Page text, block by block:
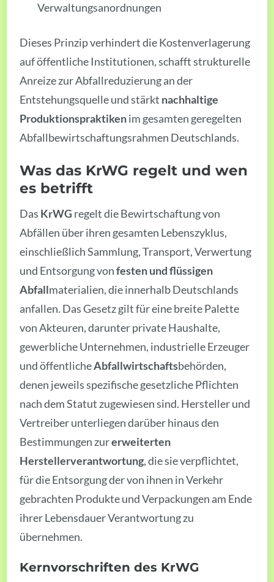
Verwaltungsanordnungen
Dieses Prinzip verhindert die Kostenverlagerung
auf öffentliche Institutionen, schafft strukturelle
Anreize zur Abfallreduzierung an der
Entstehungsquelle und stärkt nachhaltige
Produktionspraktikenim gesamten geregelten
Abfallbewirtschaftungsrahmen Deutschlands.
Was das KrWG regelt und wen
es betrifft
Das KrWG regelt die Bewirtschaftung von
Abfällen über ihren gesamten Lebenszyklus,
einschließlich Sammlung, Transport, Verwertung
und Entsorgung vonfesten und flüssigen
Abfallmaterialien, die innerhalb Deutschlands
anfallen. Das Gesetz gilt für eine breite Palette
von Akteuren, darunter private Haushalte,
gewerbliche Unternehmen, industrielle Erzeuger
und öffentlicheAbfallwirtschaftsbehörden,
denen jeweils spezifische gesetzliche Pflichten
nach dem Statut zugewiesen sind. Hersteller und
Vertreiber unterliegen darüber hinaus den
Bestimmungen zurerweiterten
Herstellerverantwortung, die sie verpflichtet,
für die Entsorgung der von ihnen in Verkehr
gebrachten Produkte und Verpackungen am Ende
ihrer Lebensdauer Verantwortung zu
übernehmen.
Kernvorschriften des KrWG